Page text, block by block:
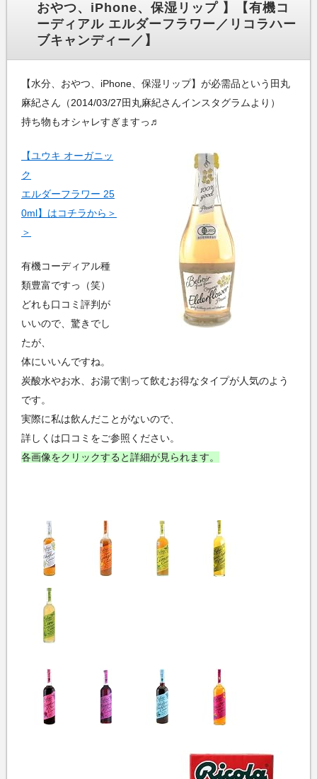
おやつ、iPhone、保湿リップ 】【有機コ
ーディアル エルダーフラワー／リコラハー
ブキャンディー／】
【水分、おやつ、iPhone、保湿リップ】が必需品という田丸
麻紀さん（2014/03/27田丸麻紀さんインスタグラムより）
持ち物もオシャレすぎますっ♬
【ユウキ オーガニッ
ク
エルダーフラワー 25
0ml】はコチラから＞
＞
有機コーディアル種
類豊富ですっ（笑）
どれも口コミ評判が
いいので、驚きでし
たが、
体にいいんですね。
炭酸水やお水、お湯で割って飲むお得なタイプが人気のよう
です。
実際に私は飲んだことがないので、
詳しくは口コミをご参照ください。
各画像をクリックすると詳細が見られます。